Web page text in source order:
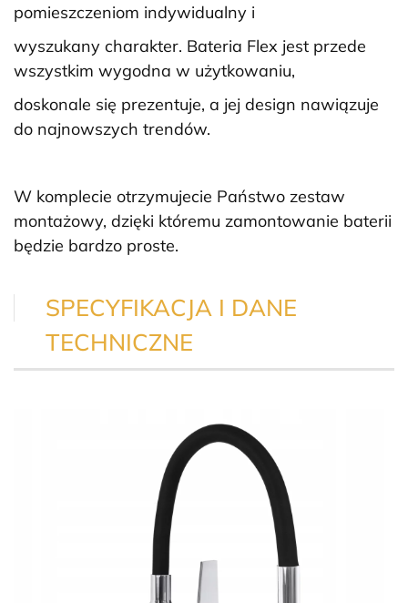
pomieszczeniom indywidualny i
wyszukany charakter. Bateria Flex jest przede
wszystkim wygodna w użytkowaniu,
doskonale się prezentuje, a jej design nawiązuje
do najnowszych trendów.
W komplecie otrzymujecie Państwo zestaw
montażowy, dzięki któremu zamontowanie baterii
będzie bardzo proste.
SPECYFIKACJA I DANE
TECHNICZNE